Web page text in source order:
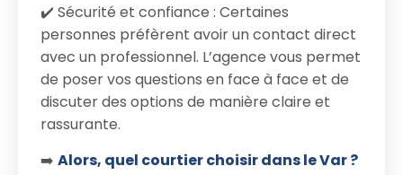
✔️ Sécurité et confiance : Certaines
personnes préfèrent avoir un contact direct
avec un professionnel. L’agence vous permet
de poser vos questions en face à face et de
discuter des options de manière claire et
rassurante.
➡️ Alors, quel courtier choisir dans le Var ?